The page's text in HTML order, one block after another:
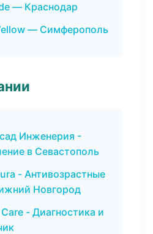
— Краснодар
— Симферополь
Инженерия -
в Севастополь
- Антивозрастные
Новгород
- Диагностика и